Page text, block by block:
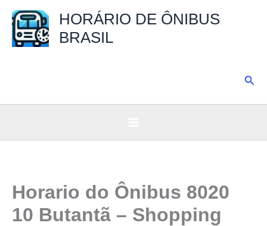
para
HORÁRIO DE ÔNIBUS
BRASIL
Horario do Ônibus 8020
10 Butantã – Shopping